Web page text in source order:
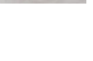
needs to setup
Platform